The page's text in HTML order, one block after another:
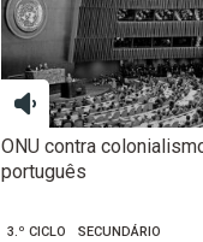
ONU contra
português
3.º CICLO SECUNDÁRIO